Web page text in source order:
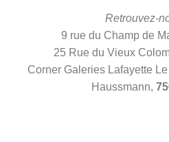
Retrouvez-
9 rue du Champ de
25 Rue du Vieux
Corner Galeries Lafayette
Haussmann,